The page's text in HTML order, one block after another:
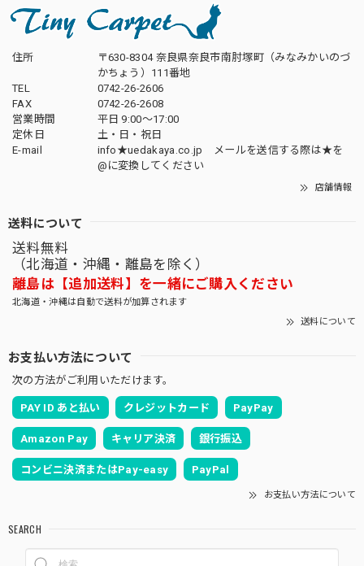
住所
〒630-8304 奈良県奈良市南肘塚町（みなみかいのづ
かちょう）111番地
TEL
0742-26-2606
FAX
0742-26-2608
営業時間
平日 9:00～17:00
定休日
土・日・祝日
E-mail
info★uedakaya.co.jp メールを送信する際は★を
@に変換してください
店舗情報
送料について
送料無料
（北海道・沖縄・離島を除く）
離島は【追加送料】を一緒にご購入ください
北海道・沖縄は自動で送料が加算されます
送料について
お支払い方法について
次の方法がご利用いただけます。
PAY ID あと払い クレジットカード PayPay
Amazon Pay キャリア決済 銀行振込
コンビニ決済またはPay-easy PayPal
お支払い方法について
SEARCH